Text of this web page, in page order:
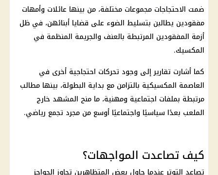
ضمت الاحتجاجات مجموعات مختلفة، من بينها عائلات وأمهات
مفقودين يطالبن بتسليط الضوء على قضايا أبنائهن، في ظل
أزمة المفقودين المرتبطة بالعنف والجريمة المنظمة في
المكسيك.
كما أشارت تقارير إلى وجود تحركات احتجاجية أخرى في
العاصمة المكسيكية بالتزامن مع بداية البطولة، بينها مطالب
مرتبطة بملفات اجتماعية ومهنية، ما منح المشهد خارج
الملعب بعدًا سياسيًا واجتماعيًا أوسع من مجرد تجمع رياضي.
كيف تصاعدت المواجهات؟
تصاعد التوتر عندما حاول بعض المتظاهرين تجاوز الحواجز